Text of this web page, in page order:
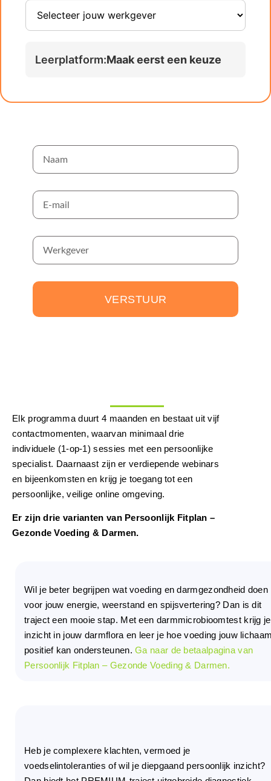
Leerplatform:Maak eerst een keuze
VERSTUUR
Elk programma duurt 4 maanden en bestaat uit vijf
contactmomenten, waarvan minimaal drie
individuele (1-op-1) sessies met een persoonlijke
specialist. Daarnaast zijn er verdiepende webinars
en bijeenkomsten en krijg je toegang tot een
persoonlijke, veilige online omgeving.
Er zijn drie varianten van Persoonlijk Fitplan –
Gezonde Voeding & Darmen.
Wil je beter begrijpen wat voeding en darmgezondheid doen
voor jouw energie, weerstand en spijsvertering? Dan is dit
traject een mooie stap. Met een darmmicrobioomtest krijg je
inzicht in jouw darmflora en leer je hoe voeding jouw
positief kan ondersteunen.Ga naar de betaalpagina van
Persoonlijk Fitplan – Gezonde Voeding & Darmen.
Heb je complexere klachten, vermoed je
voedselintoleranties of wil je diepgaand persoonlijk inzicht?